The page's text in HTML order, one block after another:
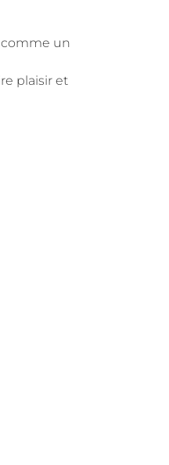
comme un
plaisir et